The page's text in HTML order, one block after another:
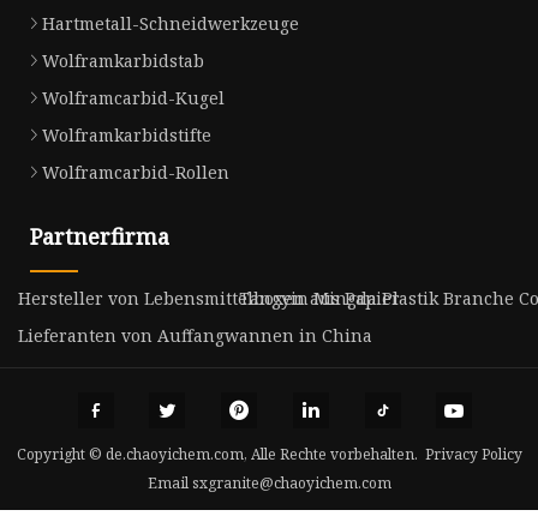
Hartmetall-Schneidwerkzeuge
Wolframkarbidstab
Wolframcarbid-Kugel
Wolframkarbidstifte
Wolframcarbid-Rollen
Partnerfirma
Hersteller von Lebensmittelboxen aus Papier
Tangyin Mingda Plastik Branche
Lieferanten von Auffangwannen in China
Copyright © de.chaoyichem.com, Alle Rechte vorbehalten. Privacy Policy
Email sxgranite@chaoyichem.com